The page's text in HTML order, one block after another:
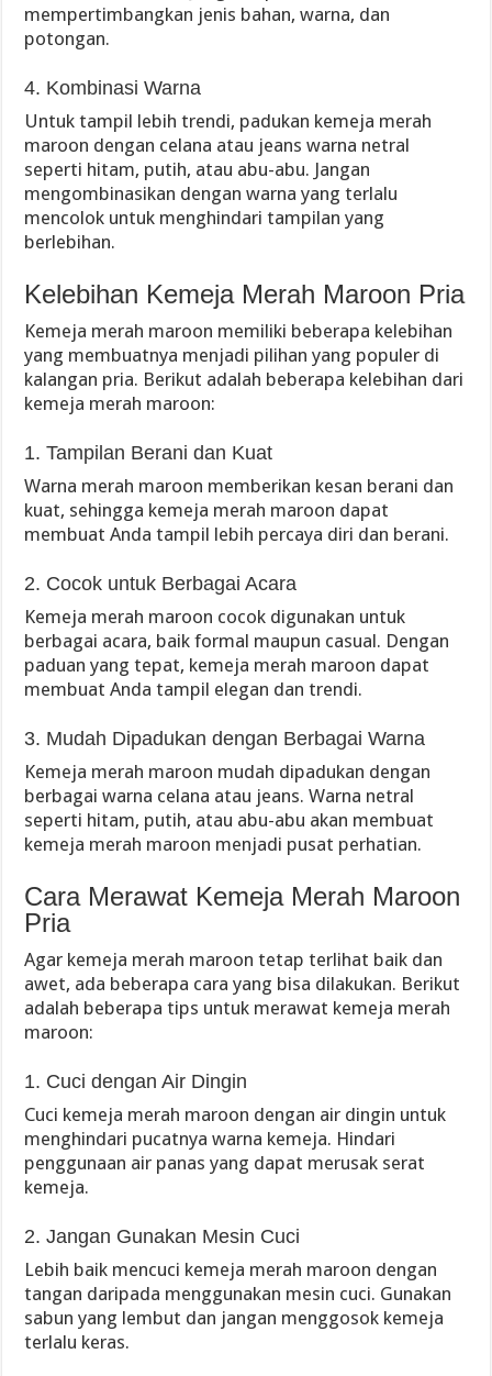
mempertimbangkan jenis bahan, warna, dan
potongan.
4. Kombinasi Warna
Untuk tampil lebih trendi, padukan kemeja merah
maroon dengan celana atau jeans warna netral
seperti hitam, putih, atau abu-abu. Jangan
mengombinasikan dengan warna yang terlalu
mencolok untuk menghindari tampilan yang
berlebihan.
Kelebihan Kemeja Merah Maroon Pria
Kemeja merah maroon memiliki beberapa kelebihan
yang membuatnya menjadi pilihan yang populer di
kalangan pria. Berikut adalah beberapa kelebihan dari
kemeja merah maroon:
1. Tampilan Berani dan Kuat
Warna merah maroon memberikan kesan berani dan
kuat, sehingga kemeja merah maroon dapat
membuat Anda tampil lebih percaya diri dan berani.
2. Cocok untuk Berbagai Acara
Kemeja merah maroon cocok digunakan untuk
berbagai acara, baik formal maupun casual. Dengan
paduan yang tepat, kemeja merah maroon dapat
membuat Anda tampil elegan dan trendi.
3. Mudah Dipadukan dengan Berbagai Warna
Kemeja merah maroon mudah dipadukan dengan
berbagai warna celana atau jeans. Warna netral
seperti hitam, putih, atau abu-abu akan membuat
kemeja merah maroon menjadi pusat perhatian.
Cara Merawat Kemeja Merah Maroon
Pria
Agar kemeja merah maroon tetap terlihat baik dan
awet, ada beberapa cara yang bisa dilakukan. Berikut
adalah beberapa tips untuk merawat kemeja merah
maroon:
1. Cuci dengan Air Dingin
Cuci kemeja merah maroon dengan air dingin untuk
menghindari pucatnya warna kemeja. Hindari
penggunaan air panas yang dapat merusak serat
kemeja.
2. Jangan Gunakan Mesin Cuci
Lebih baik mencuci kemeja merah maroon dengan
tangan daripada menggunakan mesin cuci. Gunakan
sabun yang lembut dan jangan menggosok kemeja
terlalu keras.